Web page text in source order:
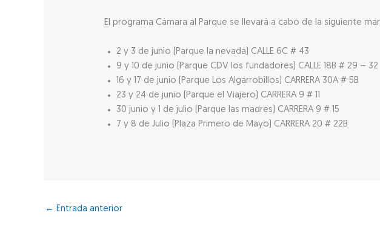
El programa Cámara al Parque se llevará a cabo de la siguiente
2 y 3 de junio (Parque la nevada) CALLE 6C # 43
9 y 10 de junio (Parque CDV los fundadores) CALLE 18B # 29 – 32
16 y 17 de junio (Parque Los Algarrobillos) CARRERA 30A # 5B
23 y 24 de junio (Parque el Viajero) CARRERA 9 # 11
30 junio y 1 de julio (Parque las madres) CARRERA 9 # 15
7 y 8 de Julio (Plaza Primero de Mayo) CARRERA 20 # 22B
← Entrada anterior